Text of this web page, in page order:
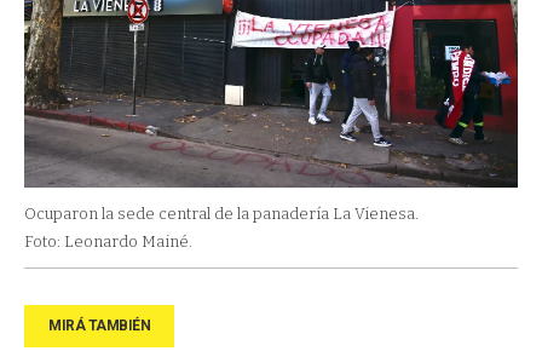
Ocuparon la sede central de la panadería La Vienesa.
Foto: Leonardo Mainé.